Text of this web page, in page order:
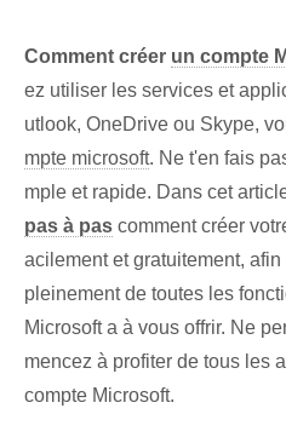
Comment créer un compte
ez utiliser les services et
utlook, OneDrive ou Skype,
mpte microsoft. Ne t'en fais
mple et rapide. Dans cet
pas à pas comment créer
acilement et gratuitement,
pleinement de toutes les
Microsoft a à vous offrir. Ne
mencez à profiter de tous les
compte Microsoft.